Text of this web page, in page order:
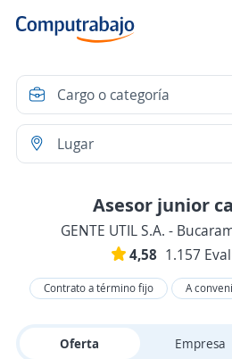
Asesor junior
GENTE UTIL S.A. -
4,58 1.157
Contrato a término fijo A
Oferta Empresa